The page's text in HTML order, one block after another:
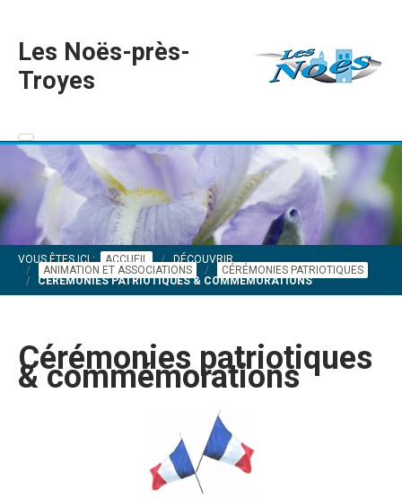
Les Noës-près-
Troyes
VOUS ÊTES ICI : ACCUEIL
DÉCOUVRIR
ANIMATION ET ASSOCIATIONS
CÉRÉMONIES PATRIOTIQUES
CÉRÉMONIES PATRIOTIQUES & COMMÉMORATIONS
Cérémonies patriotiques
& commémorations